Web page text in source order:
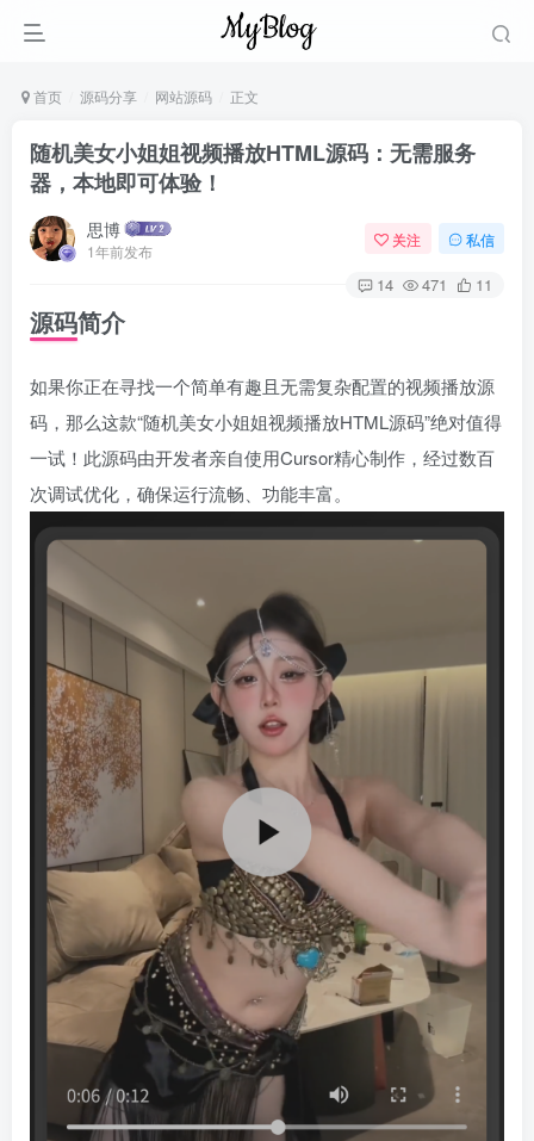
首页 源码分享 网站源码 正文
随机美女小姐姐视频播放HTML源码：无需服务
器，本地即可体验！
思博
1年前发布
关注 私信
14 471 11
源码简介
如果你正在寻找一个简单有趣且无需复杂配置的视频播放源
码，那么这款“随机美女小姐姐视频播放HTML源码”绝对值得
一试！此源码由开发者亲自使用Cursor精心制作，经过数百
次调试优化，确保运行流畅、功能丰富。